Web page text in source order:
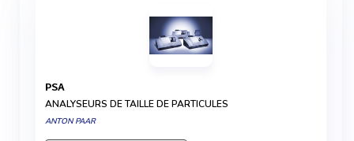
PSA
ANALYSEURS DE TAILLE DE PARTICULES
ANTON PAAR